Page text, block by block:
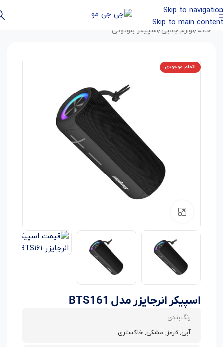
Skip to navigation
Skip to main content
خانه /لوازم جانبی/اسپیکر بلوتوثی
اتمام موجودی
اسپیکر انرجایزر مدل BTS161
رنگ‌بندی
آبی, قرمز, مشکی, خاکستری